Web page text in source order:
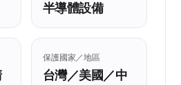
半導體設備
保護國家／地區
台灣／美國／中